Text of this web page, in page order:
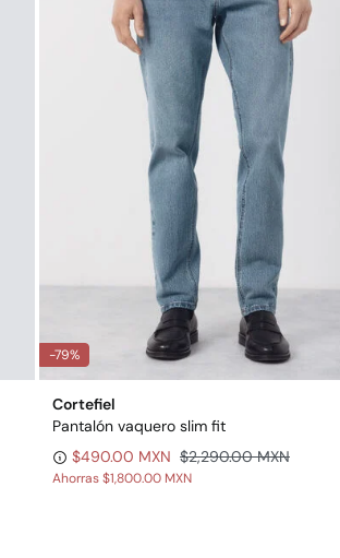
-79%
Cortefiel
Pantalón vaquero slim fit
$490.00 MXN $2,290.00 MXN
Ahorras$1,800.00 MXN